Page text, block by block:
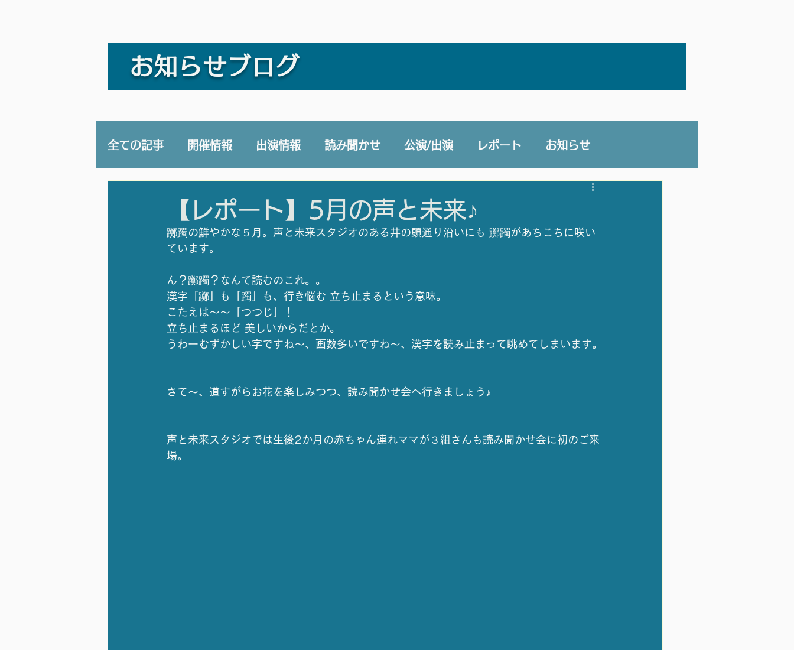
お知らせブログ
全ての記事 開催情報 出演情報 読み聞かせ 公演/出演 レポート お知らせ
【レポート】5月の声と未来♪
躑躅の鮮やかな５月。声と未来スタジオのある井の頭通り沿いにも 躑躅があちこちに咲い
ています。
ん？躑躅？なんて読むのこれ。。
漢字「躑」も「躅」も、行き悩む 立ち止まるという意味。
こたえは～～「つつじ」！
立ち止まるほど 美しいからだとか。
うわーむずかしい字ですね～、画数多いですね～、漢字を読み止まって眺めてしまいます。
さて～、道すがらお花を楽しみつつ、読み聞かせ会へ行きましょう♪
声と未来スタジオでは生後2か月の赤ちゃん連れママが３組さんも読み聞かせ会に初のご来
場。